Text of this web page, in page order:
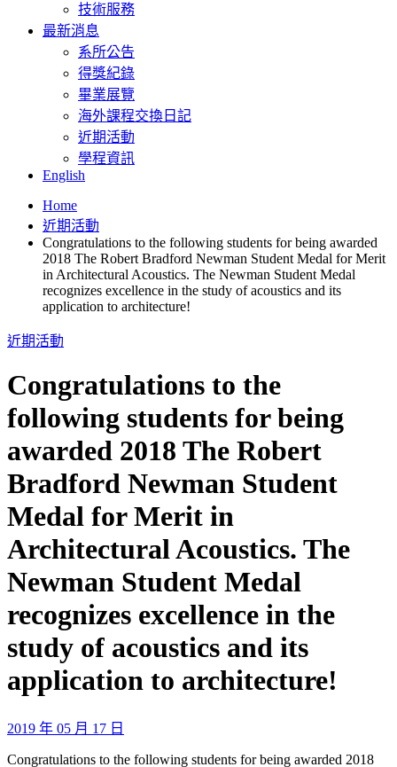
技術服務
最新消息
系所公告
得獎紀錄
畢業展覽
海外課程交換日記
近期活動
學程資訊
English
Home
近期活動
Congratulations to the following students for being awarded
2018 The Robert Bradford Newman Student Medal for Merit
in Architectural Acoustics. The Newman Student Medal
recognizes excellence in the study of acoustics and its
application to architecture!
近期活動
Congratulations to the
following students for being
awarded 2018 The Robert
Bradford Newman Student
Medal for Merit in
Architectural Acoustics. The
Newman Student Medal
recognizes excellence in the
study of acoustics and its
application to architecture!
2019 年 05 月 17 日
Congratulations to the following students for being awarded 2018